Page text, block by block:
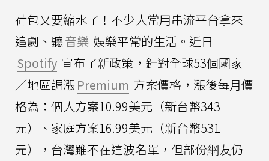
荷包又要縮水了！不少人常用串流平台拿來
追劇、聽音樂 娛樂平常的生活。近日
Spotify 宣布了新政策，針對全球53個國家
／地區調漲 Premium 方案價格，漲後每月價
格為：個人方案10.99美元（新台幣343
元）、家庭方案16.99美元（新台幣531
元），台灣雖不在這波名單，但部份網友仍